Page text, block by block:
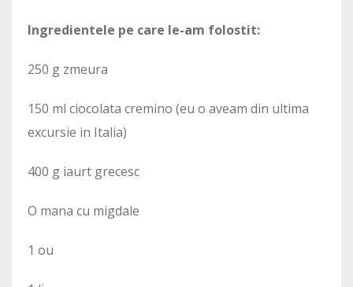
Ingredientele pe care le-am folostit:
250 g zmeura
150 ml ciocolata cremino (eu o aveam din ultima
excursie in Italia)
400 g iaurt grecesc
O mana cu migdale
1 ou